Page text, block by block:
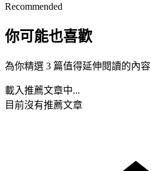
Recommended
你可能也喜歡
為你精選 3 篇值得延伸閱讀的內容
載入推薦文章中...
目前沒有推薦文章